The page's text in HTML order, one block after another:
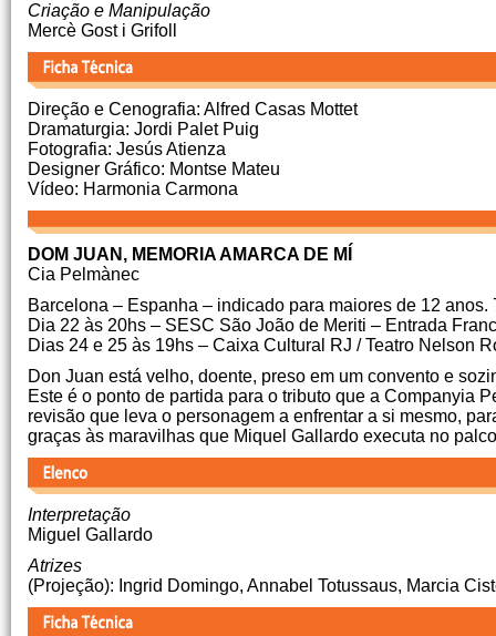
Criação e Manipulação
Mercè Gost i Grifoll
Direção e Cenografia: Alfred Casas Mottet
Dramaturgia: Jordi Palet Puig
Fotografia: Jesús Atienza
Designer Gráfico: Montse Mateu
Vídeo: Harmonia Carmona
DOM JUAN, MEMORIA AMARCA DE MÍ
Cia Pelmànec
Barcelona – Espanha – indicado para maiores de 12 anos.
Dia 22 às 20hs – SESC São João de Meriti – Entrada
Dias 24 e 25 às 19hs – Caixa Cultural RJ / Teatro Nelson
Don Juan está velho, doente, preso em um convento e
Este é o ponto de partida para o tributo que a Companyia
revisão que leva o personagem a enfrentar a si mesmo,
graças às maravilhas que Miquel Gallardo executa no
Interpretação
Miguel Gallardo
Atrizes
(Projeção): Ingrid Domingo, Annabel Totussaus, Marcia